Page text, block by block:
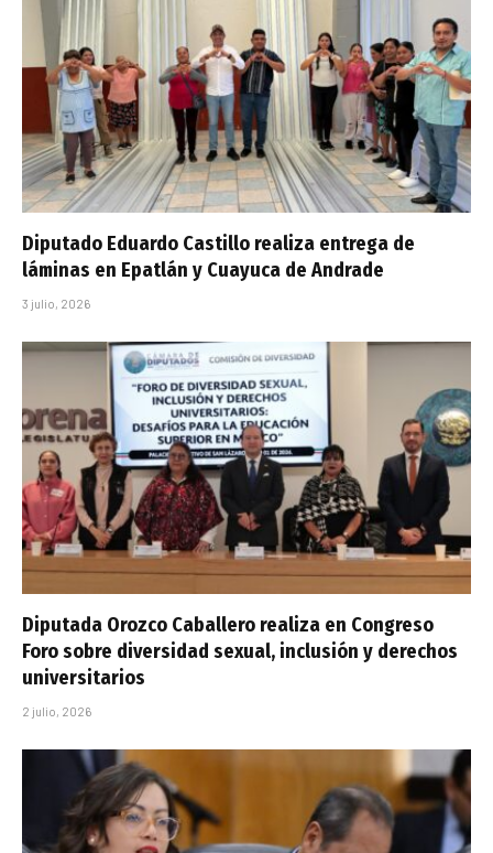
Diputado Eduardo Castillo realiza entrega de
láminas en Epatlán y Cuayuca de Andrade
3 julio, 2026
Diputada Orozco Caballero realiza en Congreso
Foro sobre diversidad sexual, inclusión y derechos
universitarios
2 julio, 2026